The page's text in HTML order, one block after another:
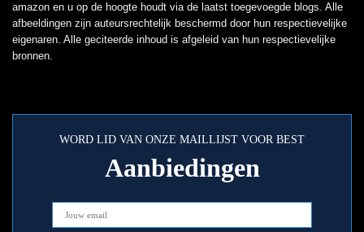
amazon en u op de hoogte houdt via de laatst toegevoegde blogs. Alle
afbeeldingen zijn auteursrechtelijk beschermd door hun respectievelijke
eigenaren. Alle geciteerde inhoud is afgeleid van hun respectievelijke
bronnen.
WORD LID VAN ONZE MAILLIJST VOOR BEST
Aanbiedingen